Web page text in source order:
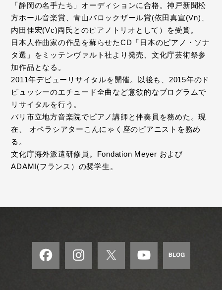
「静岡の名手たち」オーディションに合格。神戸新聞松
方ホール音楽賞、青山バロックザール賞(依田真宣(Vn)、
内田佳宏(Vc)両氏とのピアノトリオとして）を受賞。
日本人作曲家の作品を蘇らせたCD「日本のピアノ・ソナ
タ選」をミッテンヴァルト社より発売、文化庁芸術祭参
加作品となる。
2011年デビューリサイタルを開催。以後も、2015年のド
ビュッシーのエチュード全曲など意欲的なプログラムで
リサイタルを行う。
パリ市立地方音楽院でピアノ講師と伴奏員を務めた。現
在、 オペラシアターこんにゃく座のピアニストを務め
る。
文化庁海外派遣研修員。Fondation Meyer および
ADAMI(フランス）の奨学生。